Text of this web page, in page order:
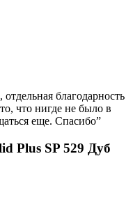
благодарность
что нигде не было в
еще. Спасибо”
Plus SP 529 Дуб